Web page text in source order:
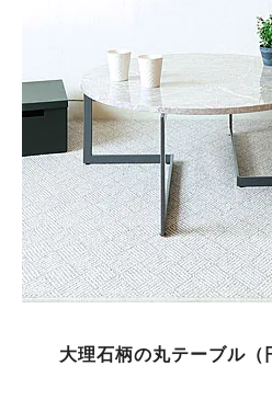
大理石柄の丸テーブル（